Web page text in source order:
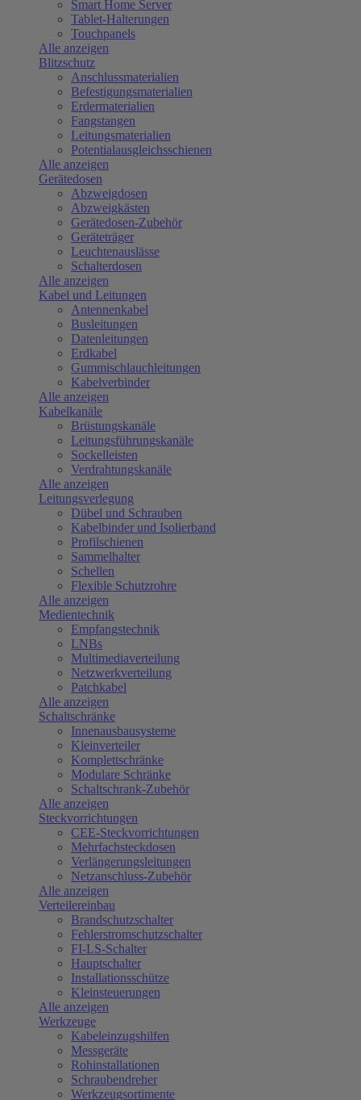
Smart Home Server
Tablet-Halterungen
Touchpanels
Alle anzeigen
Blitzschutz
Anschlussmaterialien
Befestigungsmaterialien
Erdermaterialien
Fangstangen
Leitungsmaterialien
Potentialausgleichsschienen
Alle anzeigen
Gerätedosen
Abzweigdosen
Abzweigkästen
Gerätedosen-Zubehör
Geräteträger
Leuchtenauslässe
Schalterdosen
Alle anzeigen
Kabel und Leitungen
Antennenkabel
Busleitungen
Datenleitungen
Erdkabel
Gummischlauchleitungen
Kabelverbinder
Alle anzeigen
Kabelkanäle
Brüstungskanäle
Leitungsführungskanäle
Sockelleisten
Verdrahtungskanäle
Alle anzeigen
Leitungsverlegung
Dübel und Schrauben
Kabelbinder und Isolierband
Profilschienen
Sammelhalter
Schellen
Flexible Schutzrohre
Alle anzeigen
Medientechnik
Empfangstechnik
LNBs
Multimediaverteilung
Netzwerkverteilung
Patchkabel
Alle anzeigen
Schaltschränke
Innenausbausysteme
Kleinverteiler
Komplettschränke
Modulare Schränke
Schaltschrank-Zubehör
Alle anzeigen
Steckvorrichtungen
CEE-Steckvorrichtungen
Mehrfachsteckdosen
Verlängerungsleitungen
Netzanschluss-Zubehör
Alle anzeigen
Verteilereinbau
Brandschutzschalter
Fehlerstromschutzschalter
FI-LS-Schalter
Hauptschalter
Installationsschütze
Kleinsteuerungen
Alle anzeigen
Werkzeuge
Kabeleinzugshilfen
Messgeräte
Rohinstallationen
Schraubendreher
Werkzeugsortimente